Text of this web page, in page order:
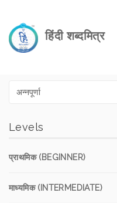
हिंदी शब्दमित्र
Levels
प्राथमिक (BEGINNER)
माध्यमिक (INTERMEDIATE)